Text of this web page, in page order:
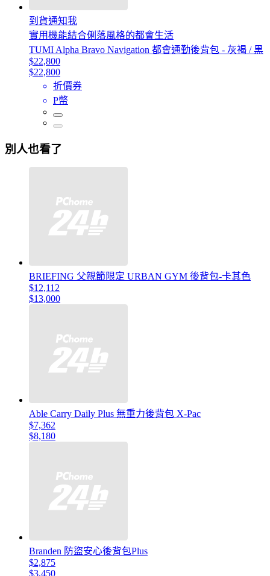
到貨通知我
實用機能結合俐落風格的都會生活
TUMI Alpha Bravo Navigation 都會通勤後背包 - 灰褐 / 黑
$22,800
$22,800
折價券
P幣
別人也看了
BRIEFING 父親節限定 URBAN GYM 後背包-卡其色
$12,112
$13,000
Able Carry Daily Plus 無重力後背包 X-Pac
$7,362
$8,180
Branden 防盜安心後背包Plus
$2,875
$3,450